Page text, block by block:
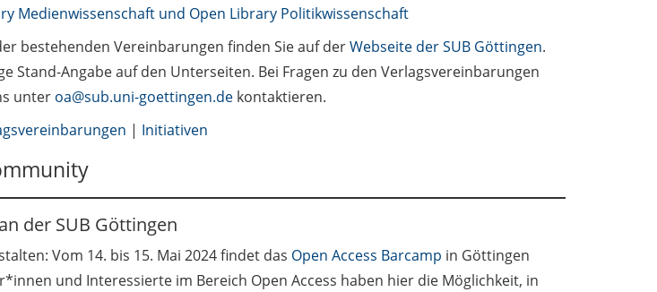
Medienwissenschaft und Open Library Politikwissenschaft
bestehenden Vereinbarungen finden Sie auf derWebseite der SUB Göttingen.
Stand-Angabe auf den Unterseiten. Bei Fragen zu den Verlagsvereinbarungen
unter oa@sub.uni-goettingen.dekontaktieren.
| Initiativen
der SUB Göttingen
Vom 14. bis 15. Mai 2024 findet das Open Access Barcamp in Göttingen
und Interessierte im Bereich Open Access haben hier die Möglichkeit, in